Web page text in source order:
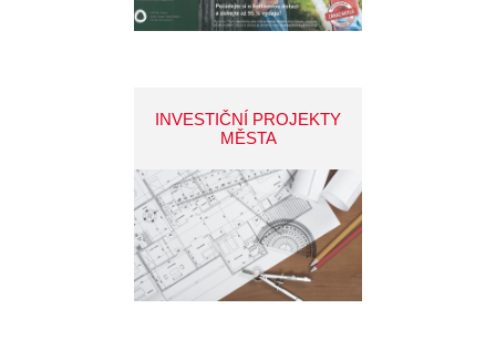
INVESTIČNÍ PROJEKTY
MĚSTA